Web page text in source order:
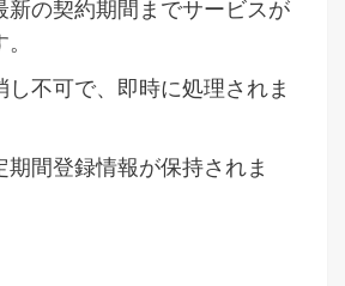
新の契約期間までサービスが
し不可で、即時に処理されま
期間登録情報が保持されま